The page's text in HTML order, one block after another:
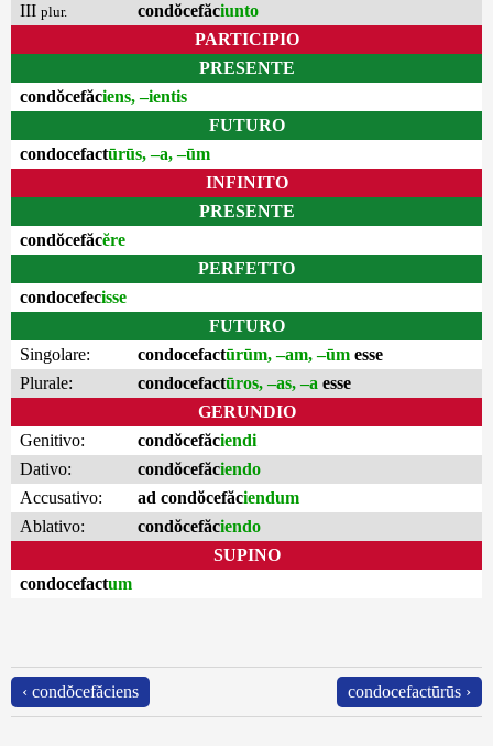
III plur. condŏcefăciunto
PARTICIPIO
PRESENTE
condŏcefăciens, –ientis
FUTURO
condocefactūrūs, –a, –ūm
INFINITO
PRESENTE
condŏcefăcĕre
PERFETTO
condocefecisse
FUTURO
Singolare:
condocefactūrūm, –am, –ūm esse
Plurale:
condocefactūros, –as, –a esse
GERUNDIO
Genitivo:
condŏcefăciendi
Dativo:
condŏcefăciendo
Accusativo:
ad condŏcefăciendum
Ablativo:
condŏcefăciendo
SUPINO
condocefactum
‹ condŏcefăciens condocefactūrūs ›